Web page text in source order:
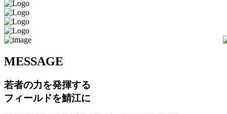
MESSAGE
若者の力を発揮する
フィールドを鯖江に